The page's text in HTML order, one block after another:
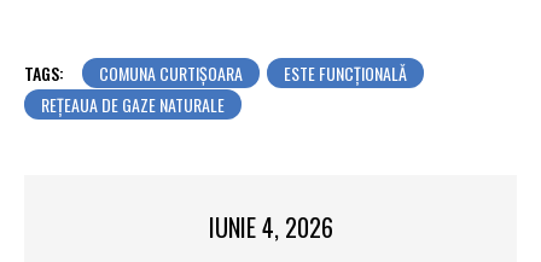
TAGS: COMUNA CURTIȘOARA
ESTE FUNCȚIONALĂ
REȚEAUA DE GAZE NATURALE
IUNIE 4, 2026